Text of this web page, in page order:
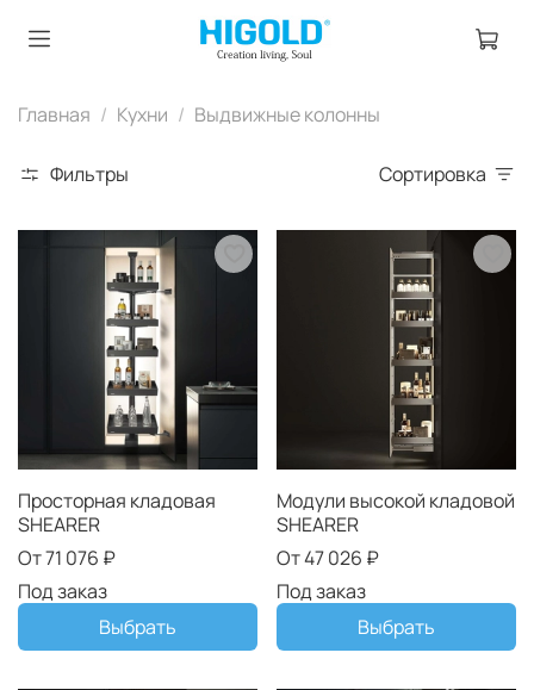
Главная Кухни Выдвижные колонны
Фильтры Сортировка
Просторная кладовая
SHEARER
От71 076 ₽
Под заказ
Выбрать
Модули высокой кладовой
SHEARER
От47 026 ₽
Под заказ
Выбрать